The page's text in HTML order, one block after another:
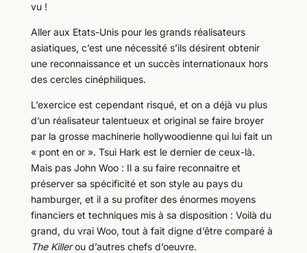
vu !
Aller aux Etats-Unis pour les grands réalisateurs
asiatiques, c’est une nécessité s’ils désirent obtenir
une reconnaissance et un succès internationaux hors
des cercles cinéphiliques.
L’exercice est cependant risqué, et on a déjà vu plus
d’un réalisateur talentueux et original se faire broyer
par la grosse machinerie hollywoodienne qui lui fait un
« pont en or ». Tsui Hark est le dernier de ceux-là.
Mais pas John Woo : Il a su faire reconnaitre et
préserver sa spécificité et son style au pays du
hamburger, et il a su profiter des énormes moyens
financiers et techniques mis à sa disposition : Voilà du
grand, du vrai Woo, tout à fait digne d’être comparé à
The Killerou d’autres chefs d’oeuvre.